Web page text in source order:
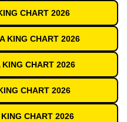
CHART 2026
KING CHART 2026
CHART 2026
CHART 2026
CHART 2026